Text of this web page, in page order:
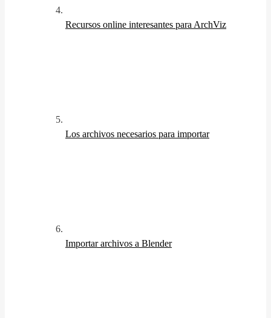
Recursos online interesantes para ArchViz
Los archivos necesarios para importar
Importar archivos a Blender